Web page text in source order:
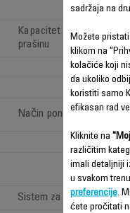
Kapacitet rezervoara za
prašinu
Način ponovnog punjenja
Sistem za čišćenje četke
sadržaja na
Možete
klikom na
kolačiće koji
da ukoliko
koristiti samo
efikasan rad
Kliknite na
različitim
imali detaljniji
u svakom
preferencije.
ćete pročitati